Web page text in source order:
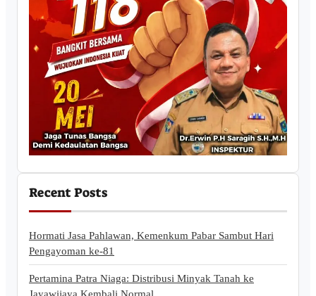
Recent Posts
Hormati Jasa Pahlawan, Kemenkum Pabar Sambut Hari
Pengayoman ke-81
Pertamina Patra Niaga: Distribusi Minyak Tanah ke
Jayawijaya Kembali Normal